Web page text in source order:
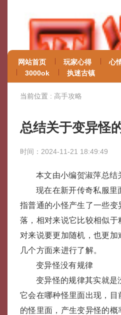
网站首页 玩家心得 心
3000ok
执迷古镇
当前位置 : 高手攻略
总结关于变异怪
时间：2024-11-21 18:49:49
本文由小编贺淑萍总结
现在在新开传奇私服里
指普通的小怪产生了一些
落，相对来说它比较相似
对来说要更加随机，也更
几个方面来进行了解。
变异怪没有规律
变异怪的规律其实就是
它会在哪种怪里面出现，
的怪里面，产生变异怪的